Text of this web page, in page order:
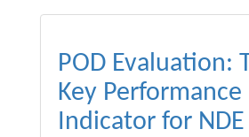
POD Evaluation:
Key Performance
Indicator for